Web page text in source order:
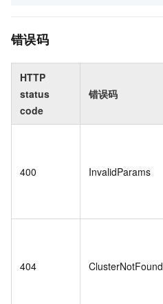
错误码
HTTP
status
code
错误码
400 InvalidParams
404 ClusterNotFound